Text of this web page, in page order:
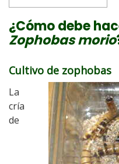
¿Cómo debe
Zophobas morio
Cultivo de zophobas
La
cría
de